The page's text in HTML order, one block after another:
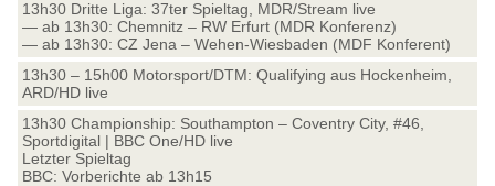
13h30 Dritte Liga: 37ter Spieltag, MDR/Stream live
— ab 13h30: Chemnitz – RW Erfurt (MDR Konferenz)
— ab 13h30: CZ Jena – Wehen-Wiesbaden (MDF Konferent)
13h30 – 15h00 Motorsport/DTM: Qualifying aus Hockenheim,
ARD/HD live
13h30 Championship: Southampton – Coventry City, #46,
Sportdigital | BBC One/HD live
Letzter Spieltag
BBC: Vorberichte ab 13h15